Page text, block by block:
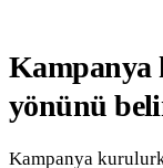
Kampanya
yönünü
Kampanya